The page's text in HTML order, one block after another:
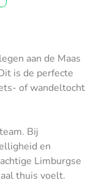
aan de Maas
is de perfecte
of wandeltocht
Bij
en
Limburgse
thuis voelt.